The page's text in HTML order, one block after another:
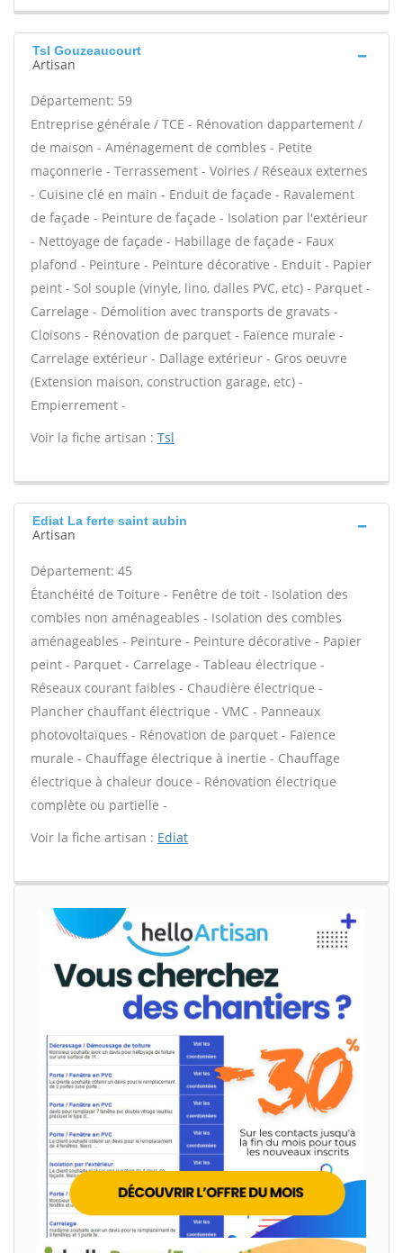
Tsl Gouzeaucourt
Artisan
Département: 59
Entreprise générale / TCE - Rénovation dappartement /
de maison - Aménagement de combles - Petite
maçonnerie - Terrassement - Voiries / Réseaux externes
- Cuisine clé en main - Enduit de façade - Ravalement
de façade - Peinture de façade - Isolation par l'extérieur
- Nettoyage de façade - Habillage de façade - Faux
plafond - Peinture - Peinture décorative - Enduit - Papier
peint - Sol souple (vinyle, lino, dalles PVC, etc) - Parquet -
Carrelage - Démolition avec transports de gravats -
Cloisons - Rénovation de parquet - Faïence murale -
Carrelage extérieur - Dallage extérieur - Gros oeuvre
(Extension maison, construction garage, etc) -
Empierrement -
Voir la fiche artisan : Tsl
Ediat La ferte saint aubin
Artisan
Département: 45
Étanchéité de Toiture - Fenêtre de toit - Isolation des
combles non aménageables - Isolation des combles
aménageables - Peinture - Peinture décorative - Papier
peint - Parquet - Carrelage - Tableau électrique -
Réseaux courant faibles - Chaudière électrique -
Plancher chauffant électrique - VMC - Panneaux
photovoltaïques - Rénovation de parquet - Faïence
murale - Chauffage électrique à inertie - Chauffage
électrique à chaleur douce - Rénovation électrique
complète ou partielle -
Voir la fiche artisan : Ediat